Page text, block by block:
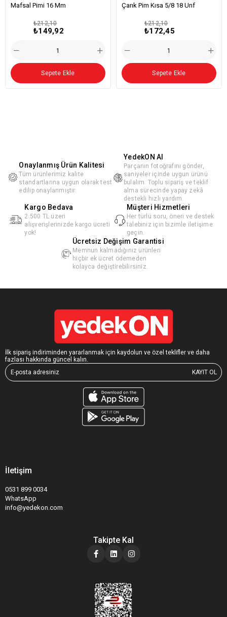
Mafsal Pimi 16 Mm
₺149,92
₺212,10
Sepete Ekle
Çarık Pim Kısa 5/8 18 Unf
₺172,45
₺212,10
Sepete Ekle
Onaylanmış Ürün Kalitesi
Tüm ürünlerimiz kalite
standartlarına uygun olarak test
edilip onaylanmıştır.
YedekON AI
Parçanın fotoğrafını gönder,
saniyeler içinde uygun ürünü
bulalım. Toplu sipariş ve teklif
alma sürecinde yapay zekâ
destekli hızlı yardım.
Kargo Bedava
2.500 TL üzeri
alışverişlerinizde kargo ücreti
yok!
Müşteri Hizmetleri
Her türlü soru, öneri ve destek
talebiniz için bizimle iletişime
geçin.
Ücretsiz Değişim Garantisi
Memnun kalmadığınız ürünleri
hiçbir ek ücret ödemeden
kolayca değiştirebilirsiniz.
İlk sipariş indiriminden yararlanmak için kaydolun ve özel teklifler ve daha
fazlası hakkında güncel kalın.
KAYIT OL
İletişim
0531 899 0034
WhatsApp
info@yedekon.com
Takipte Kal